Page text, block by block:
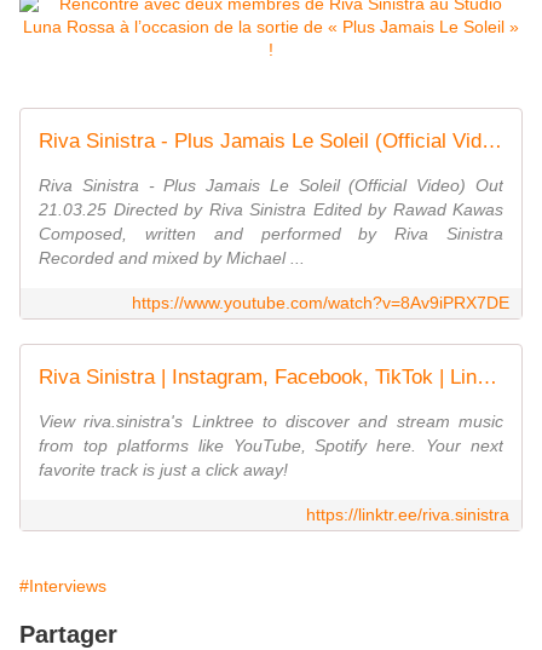
Riva Sinistra - Plus Jamais Le Soleil (Official Video)
Riva Sinistra - Plus Jamais Le Soleil (Official Video) Out
21.03.25 Directed by Riva Sinistra Edited by Rawad Kawas
Composed, written and performed by Riva Sinistra
Recorded and mixed by Michael ...
https://www.youtube.com/watch?v=8Av9iPRX7DE
Riva Sinistra | Instagram, Facebook, TikTok | Linktree
View riva.sinistra's Linktree to discover and stream music
from top platforms like YouTube, Spotify here. Your next
favorite track is just a click away!
https://linktr.ee/riva.sinistra
#Interviews
Partager